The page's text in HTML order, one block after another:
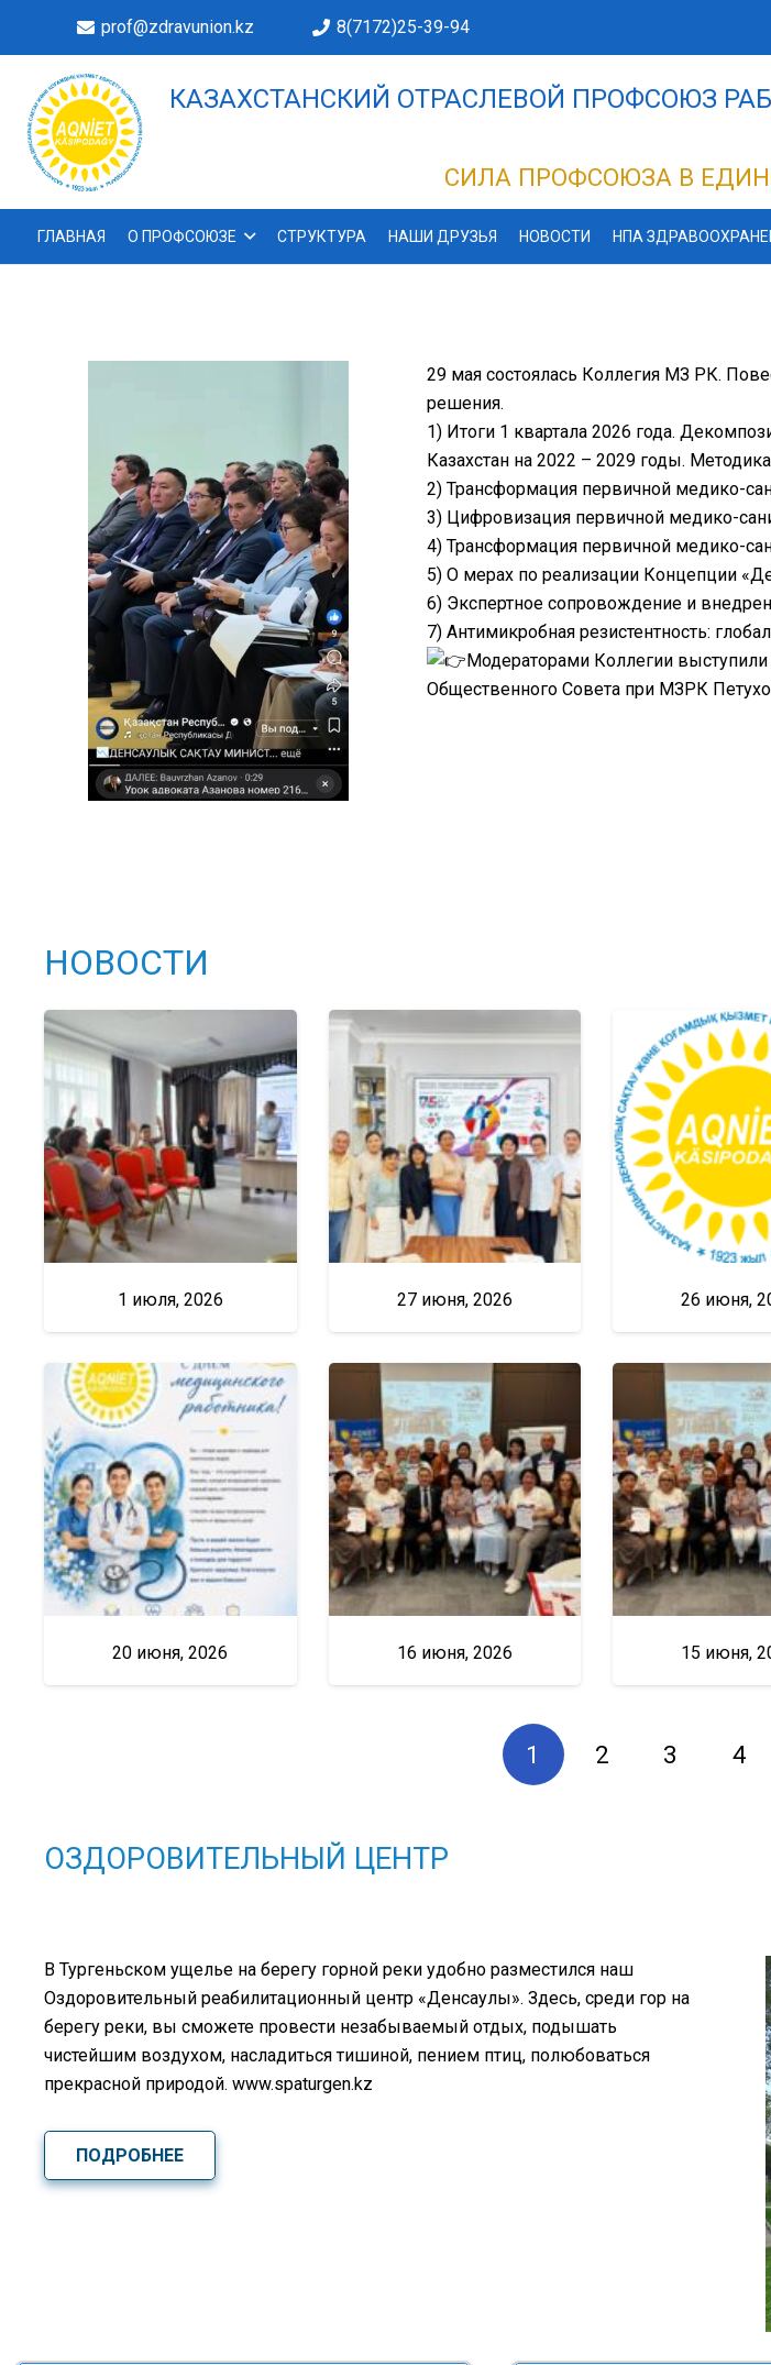
prof@zdravunion.kz 8(7172)25-39-94
КАЗАХСТАНСКИЙ ОТРАСЛЕВОЙ ПРОФСОЮЗ
СИЛА ПРОФСОЮЗА В
ГЛАВНАЯ О ПРОФСОЮЗЕ СТРУКТУРА НАШИ ДРУЗЬЯ НОВОСТИ НПА
29 мая состоялась Коллегия МЗ РК.
решения.
1) Итоги 1 квартала 2026 года.
Казахстан на 2022 – 2029 годы. Методика
2) Трансформация первичной медико-
3) Цифровизация первичной медико-
4) Трансформация первичной медико-
5) О мерах по реализации Концепции
6) Экспертное сопровождение и
7) Антимикробная резистентность:
Модераторами Коллегии
Общественного Совета при МЗРК
НОВОСТИ
1 июля, 2026 27 июня, 2026 26 июня,
20 июня, 2026 16 июня, 2026 15 июня,
1 2 3 4
ОЗДОРОВИТЕЛЬНЫЙ ЦЕНТР
В Тургеньском ущелье на берегу горной реки удобно разместился наш
Оздоровительный реабилитационный центр «Денсаулық». Здесь, среди гор на
берегу реки, вы сможете провести незабываемый отдых, подышать
чистейшим воздухом, насладиться тишиной, пением птиц, полюбоваться
прекрасной природой. www.spaturgen.kz
ПОДРОБНЕЕ